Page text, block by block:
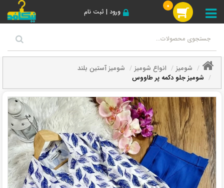
ورود | ثبت نام
0
شومیز انواع شومیز
شومیز آستین بلند
شومیز جلو دکمه پر طاووس